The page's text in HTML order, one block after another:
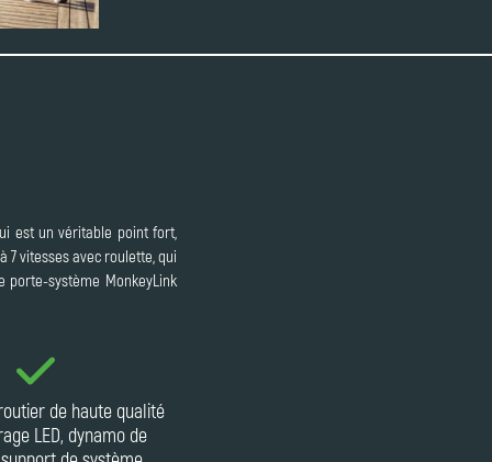
est un véritable point fort,
7 vitesses avec roulette, qui
système MonkeyLink
de haute qualité
LED, dynamo de